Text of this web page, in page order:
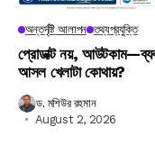
অন্তর্দৃষ্টি আলাপন তথ্যপ্রযুক্তি
প্রোডাক্ট নয়,
আসল খেলাটা কোথায়?
ড. মশিউর রহমান
August 2, 2026